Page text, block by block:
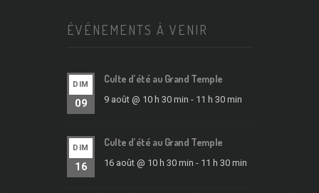
ÉVÉNEMENTS À VENIR
DIM
09
Culte d’été au Grand Temple
9 août @ 10 h 30 min - 11 h 30 min
DIM
16
Culte d’été au Grand Temple
16 août @ 10 h 30 min - 11 h 30 min